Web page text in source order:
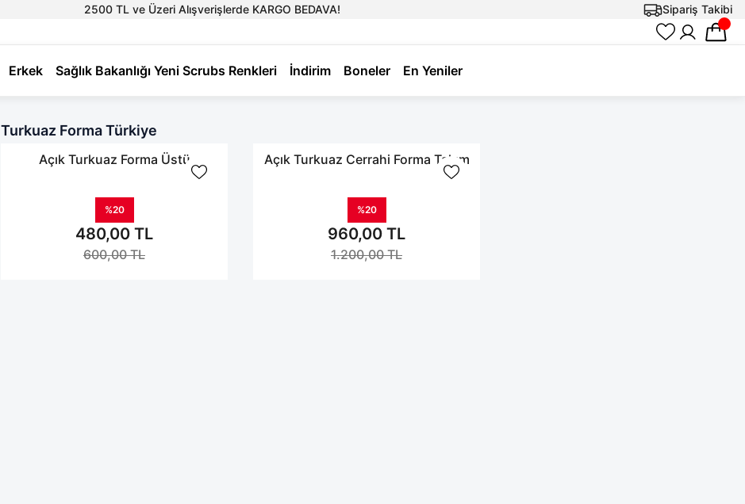
2500 TL ve Üzeri Alışverişlerde KARGO BEDAVA! Sipariş Takibi
Erkek Sağlık Bakanlığı Yeni Scrubs Renkleri İndirim Boneler En Yeniler
Turkuaz Forma Türkiye
Açık Turkuaz Forma Üstü
%20
480,00 TL
600,00 TL
Açık Turkuaz Cerrahi Forma Takım
%20
960,00 TL
1.200,00 TL